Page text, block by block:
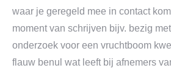
waar je geregeld mee in contact
moment van schrijven bijv. bezig
onderzoek voor een vruchtboom
flauw benul wat leeft bij afnemers